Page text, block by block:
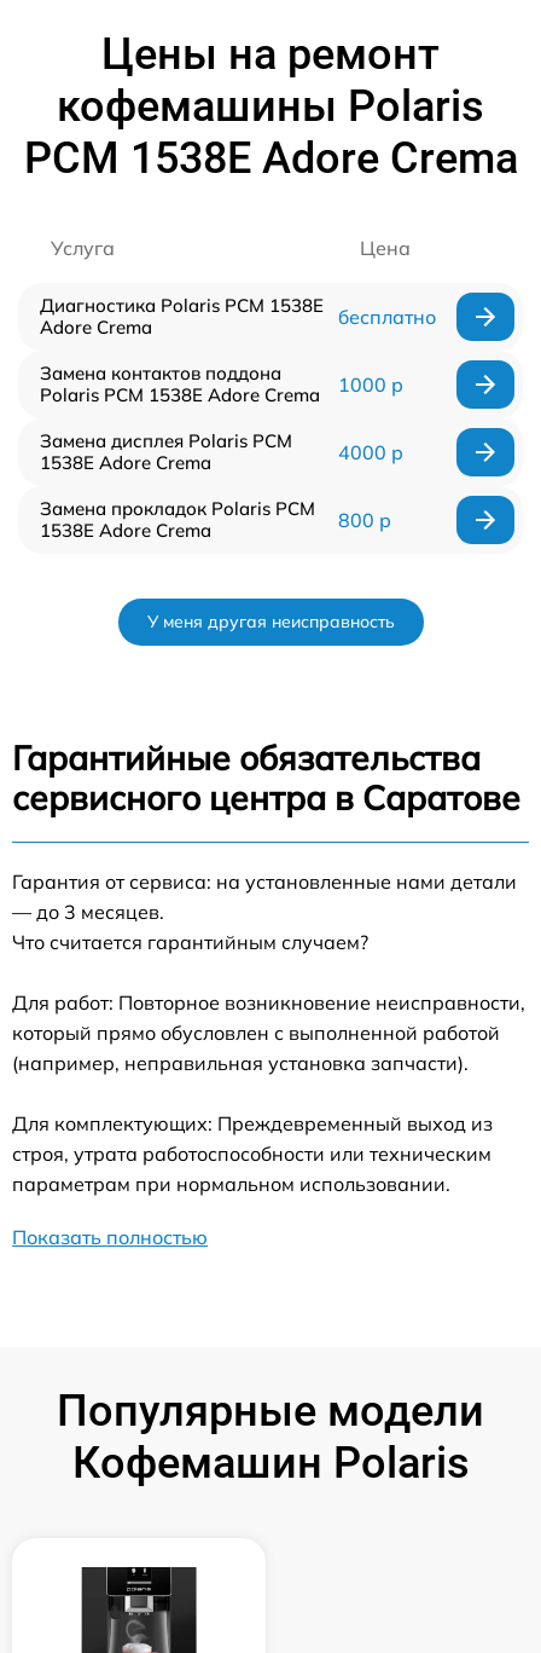
Цены на ремонт
кофемашины Polaris
PCM 1538E Adore Crema
Услуга Цена
Диагностика Polaris PCM 1538E
Adore Crema
бесплатно
Замена контактов поддона
Polaris PCM 1538E Adore Crema
1000 р
Замена дисплея Polaris PCM
1538E Adore Crema
4000 р
Замена прокладок Polaris PCM
1538E Adore Crema
800 р
У меня другая неисправность
Гарантийные обязательства
сервисного центра в Саратове
Гарантия от сервиса: на установленные нами детали
— до 3 месяцев.
Что считается гарантийным случаем?
Для работ: Повторное возникновение неисправности,
который прямо обусловлен с выполненной работой
(например, неправильная установка запчасти).
Для комплектующих: Преждевременный выход из
строя, утрата работоспособности или техническим
параметрам при нормальном использовании.
Показать полностью
Популярные модели
Кофемашин Polaris